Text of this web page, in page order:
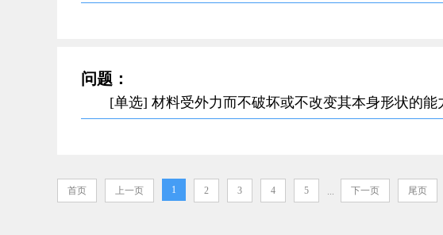
问题：
[单选] 材料受外力而不破坏或不改变其本身形状的能
首页 上一页 1 2 3 4 5 ... 下一页 尾页